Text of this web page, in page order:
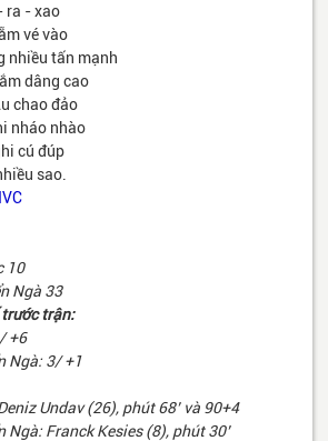
ra - xao
vé vào
nhiều tấn mạnh
dâng cao
chao đảo
nháo nhào
cú đúp
sao.
10
33
trận:
3/ +1
Undav (26), phút 68’ và 90+4
Kesies (8), phút 30’